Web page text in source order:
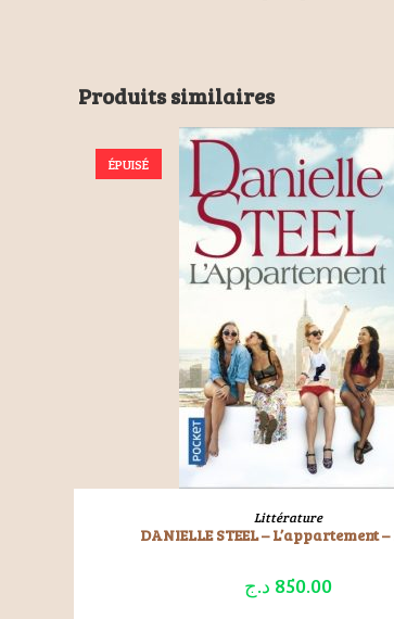
Produits similaires
ÉPUISÉ
LIRE LA SUITE
Littérature
DANIELLE STEEL – L’appartement
850.00 د.ج